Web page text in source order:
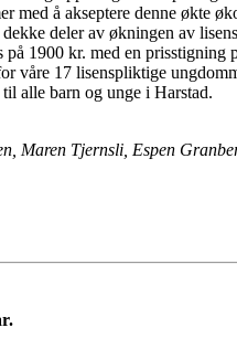
med å akseptere denne økte
deler av økningen av
1900 kr. med en
våre 17 lisenspliktige
alle barn og unge i Harstad.
Maren Tjernsli, Espen